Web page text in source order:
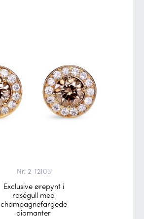
Nr. 2-12103
Exclusive ørepynt i
roségull med
champagnefargede
diamanter